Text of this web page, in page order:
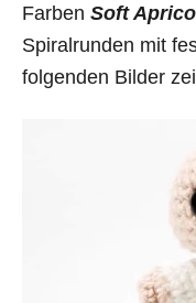
Farben Soft
Spiralrunden mit
folgenden Bilder